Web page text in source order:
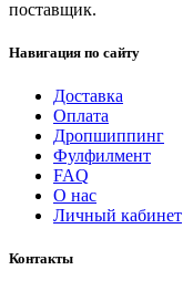
поставщик.
Навигация по сайту
Доставка
Оплата
Дропшиппинг
Фулфилмент
FAQ
О нас
Личный кабинет
Контакты